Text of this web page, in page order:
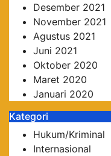
Desember 2021
November 2021
Agustus 2021
Juni 2021
Oktober 2020
Maret 2020
Januari 2020
Kategori
Hukum/Kriminal
Internasional